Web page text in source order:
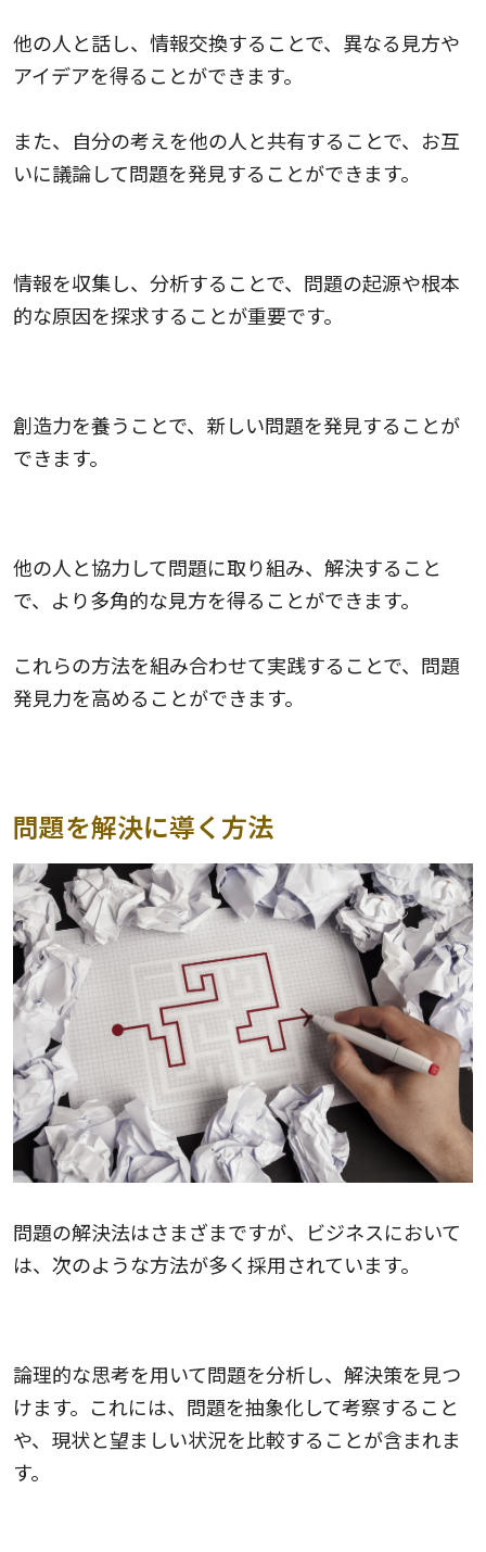
他の人と話し、情報交換することで、異なる見方や
アイデアを得ることができます。
また、自分の考えを他の人と共有することで、お互
いに議論して問題を発見することができます。
情報を収集し、分析することで、問題の起源や根本
的な原因を探求することが重要です。
創造力を養うことで、新しい問題を発見することが
できます。
他の人と協力して問題に取り組み、解決すること
で、より多角的な見方を得ることができます。
これらの方法を組み合わせて実践することで、問題
発見力を高めることができます。
問題を解決に導く方法
問題の解決法はさまざまですが、ビジネスにおいて
は、次のような方法が多く採用されています。
論理的な思考を用いて問題を分析し、解決策を見つ
けます。これには、問題を抽象化して考察すること
や、現状と望ましい状況を比較することが含まれま
す。